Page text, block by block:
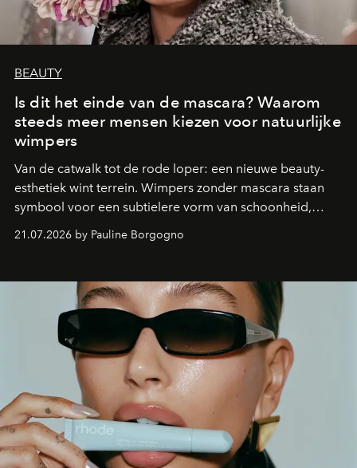
BEAUTY
Is dit het einde van de mascara? Waarom
steeds meer mensen kiezen voor natuurlijke
wimpers
Van de catwalk tot de rode loper: een nieuwe beauty-
esthetiek wint terrein. Wimpers zonder mascara staan
symbool voor een subtielere vorm van schoonheid,
waarin zelfvertrouwen belangrijker is dan een overvloed
aan make-up.
21.07.2026 by Pauline Borgogno